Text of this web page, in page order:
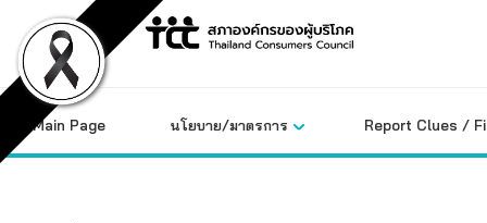
content
Main Page นโยบาย/มาตรการ Report Clues /